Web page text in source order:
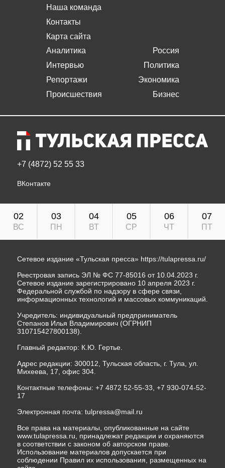
Наша команда
Контакты
Карта сайта
Аналитика
Интервью
Репортажи
Происшествия
Россия
Политика
Экономика
Бизнес
+7 (4872) 52 55 33
ВКонтакте
02
ВС
03
ПН
04
ВТ
05
СР
06
ЧТ
07
ПТ
Сетевое издание «Тульская пресса» https://tulapressa.ru/
Реестровая запись ЭЛ № ФС 77-85016 от 10.04.2023 г.
Сетевое издание зарегистрировано 10 апреля 2023 г.
Федеральной службой по надзору в сфере связи,
информационных технологий и массовых коммуникаций.
Учредитель: индивидуальный предприниматель
Степанов Илья Владимирович (ОГРНИП
310715427800138).
Главный редактор: К.Ю. Гертье.
Адрес редакции: 300012, Тульская область, г. Тула, ул.
Михеева, 17, офис 304.
Контактные телефоны: +7 4872 52-55-33, +7 930-074-52-
17
Электронная почта: tulpressa@mail.ru
Все права на материалы, опубликованные на сайте
www.tulapressa.ru, принадлежат редакции и охраняются
в соответствии с законом об авторском праве.
Использование материалов допускается при
соблюдении Правил их использования, размещенных на